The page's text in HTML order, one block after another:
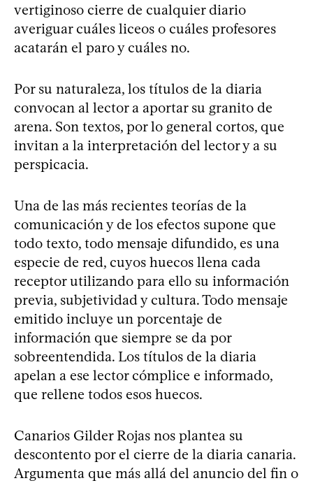
vertiginoso cierre de cualquier diario
averiguar cuáles liceos o cuáles profesores
acatarán el paro y cuáles no.
Por su naturaleza, los títulos de la diaria
convocan al lector a aportar su granito de
arena. Son textos, por lo general cortos, que
invitan a la interpretación del lector y a su
perspicacia.
Una de las más recientes teorías de la
comunicación y de los efectos supone que
todo texto, todo mensaje difundido, es una
especie de red, cuyos huecos llena cada
receptor utilizando para ello su información
previa, subjetividad y cultura. Todo mensaje
emitido incluye un porcentaje de
información que siempre se da por
sobreentendida. Los títulos de la diaria
apelan a ese lector cómplice e informado,
que rellene todos esos huecos.
Canarios Gilder Rojas nos plantea su
descontento por el cierre de la diaria canaria.
Argumenta que más allá del anuncio del fin o